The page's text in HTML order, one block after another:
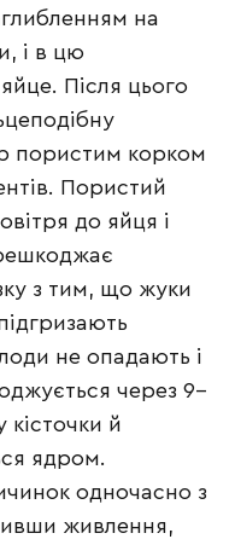
на
і в цю
Після цього
пористим корком
Пористий
до яйця і
з тим, що жуки
не опадають і
через 9–
кісточки й
ядром.
одночасно з
живлення,